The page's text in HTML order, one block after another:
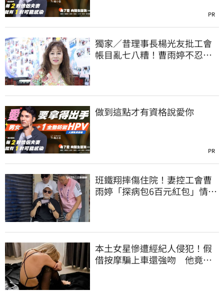
PR
獨家／昔理事長楊光友批工會
帳目亂七八糟！曹雨婷不忍
做到這點才有資格說愛你
PR
班鐵翔摔傷住院！妻控工會曹
雨婷「探病包6百元紅包」情
本土女星慘遭經紀人侵犯！假
借按摩騙上車還強吻 他竟反